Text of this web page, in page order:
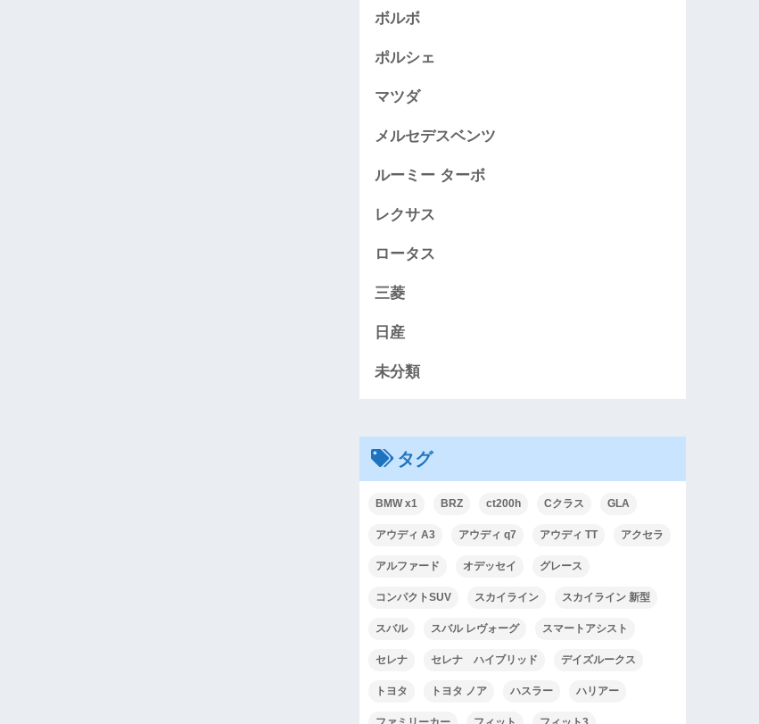
ボルボ
ポルシェ
マツダ
メルセデスベンツ
ルーミー ターボ
レクサス
ロータス
三菱
日産
未分類
タグ
BMW x1 BRZ ct200h Cクラス GLA
アウディ A3 アウディ q7 アウディ TT アクセラ
アルファード オデッセイ グレース
コンパクトSUV スカイライン スカイライン 新型
スバル スバル レヴォーグ スマートアシスト
セレナ セレナ ハイブリッド デイズルークス
トヨタ トヨタ ノア ハスラー ハリアー